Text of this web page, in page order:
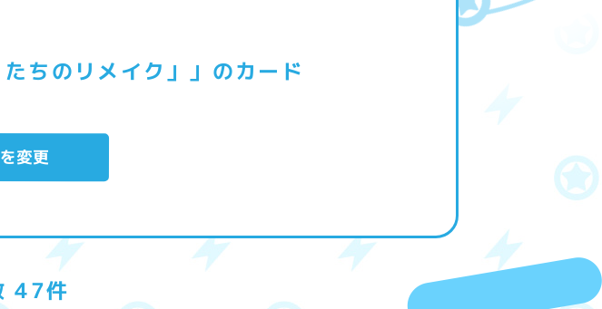
ちのリメイク」」のカード
変更
47件